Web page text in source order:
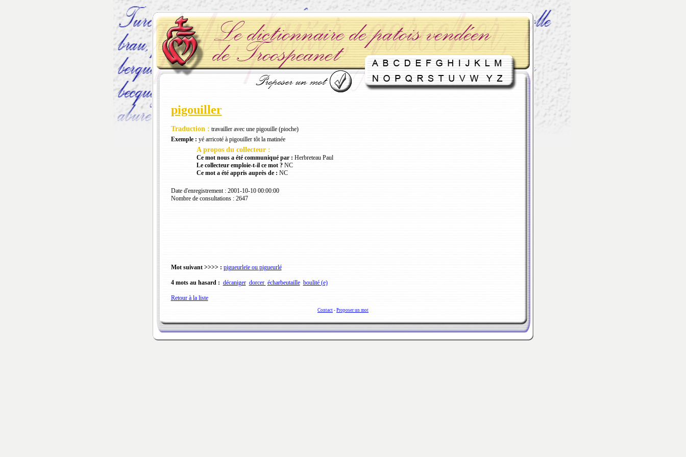
pigouiller
Traduction : travailler avec une pigouille (pioche)
Exemple : yé arricoté à pigouiller tôt la matinée
A propos du collecteur :
Ce mot nous a été communiqué par : Herbreteau Paul
Le collecteur emploie-t-il ce mot ?NC
Ce mot a été appris auprès de : NC
Date d'enregistrement : 2001-10-10 00:00:00
Nombre de consultations : 2647
Mot suivant >>>> : pigueurleïe ou pigueurlé
4 mots au hasard : décaniger dorcer écharbeutaille boulité (e)
Retour à la liste
Contact - Proposer un mot